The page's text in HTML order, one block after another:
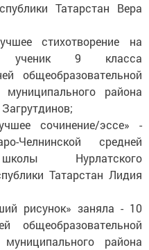
Татарстан Вера
стихотворение на
ученик 9 класса
общеобразовательной
района
сочинение/эссе» -
Челнинской средней
школы Нурлатского
Татарстан Лидия
рисунок» заняла - 10
общеобразовательной
района